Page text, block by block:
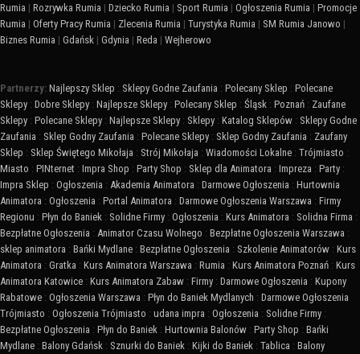
Rumia | Rozrywka Rumia | Dziecko Rumia | Sport Rumia | Ogłoszenia Rumia | Promocje
Rumia | Oferty Pracy Rumia | Zlecenia Rumia | Turystyka Rumia | SM Rumia Janowo |
Biznes Rumia | Gdańsk | Gdynia | Reda | Wejherowo
Partnerzy: Najlepszy Sklep : Sklepy Godne Zaufania : Polecany Sklep : Polecane
Sklepy : Dobre Sklepy : Najlepsze Sklepy : Polecany Sklep : Śląsk : Poznań : Zaufane
Sklepy : Polecane Sklepy : Najlepsze Sklepy : Sklepy : Katalog Sklepów : Sklepy Godne
Zaufania : Sklep Godny Zaufania : Polecane Sklepy : Sklep Godny Zaufania : Zaufany
Sklep : Sklep Świętego Mikołaja : Strój Mikołaja : Wiadomości Lokalne : Trójmiasto :
Miasto : PINternet : Impra Shop : Party Shop : Sklep dla Animatora : Impreza : Party :
Impra Sklep : Ogłoszenia : Akademia Animatora : Darmowe Ogłoszenia : Hurtownia
Animatora : Ogłoszenia : Portal Animatora : Darmowe Ogłoszenia Warszawa : Firmy
Regionu : Płyn do Baniek : Solidne Firmy : Ogłoszenia : Kurs Animatora : Solidna Firma :
Bezpłatne Ogłoszenia : Animator Czasu Wolnego : Bezpłatne Ogłoszenia Warszawa :
sklep animatora : Bańki Mydlane : Bezpłatne Ogłoszenia : Szkolenie Animatorów : Kurs
Animatora : Gratka : Kurs Animatora Warszawa : Rumia : Kurs Animatora Poznań : Kurs
Animatora Katowice : Kurs Animatora Zabaw : Firmy : Darmowe Ogłoszenia : Kupony
Rabatowe : Ogłoszenia Warszawa : Płyn do Baniek Mydlanych : Darmowe Ogłoszenia
Trójmiasto : Ogłoszenia Trójmiasto : udana impra : Ogłoszenia : Solidne Firmy :
Bezpłatne Ogłoszenia : Płyn do Baniek : Hurtownia Balonów : Party Shop : Bańki
Mydlane : Balony Gdańsk : Sznurki do Baniek : Kijki do Baniek : Tablica : Balony